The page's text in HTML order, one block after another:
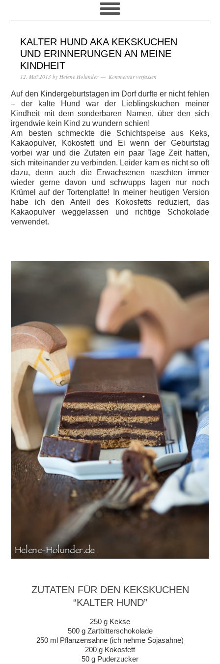
KALTER HUND AKA KEKSKUCHEN
UND ERINNERUNGEN AN MEINE
KINDHEIT
12. Mai 2013 by Helene Holunder Kommentar verfassen
Auf den Kindergeburtstagen im Dorf durfte er nicht fehlen
– der kalte Hund war der Lieblingskuchen meiner
Kindheit mit dem sonderbaren Namen, über den sich
irgendwie kein Kind zu wundern schien!
Am besten schmeckte die Schichtspeise aus Keks,
Kakaopulver, Kokosfett und Ei wenn der Geburtstag
vorbei war und die Zutaten ein paar Tage Zeit hatten,
sich miteinander zu verbinden. Leider kam es nicht so oft
dazu, denn auch die Erwachsenen naschten immer
wieder gerne davon und schwupps lagen nur noch
Krümel auf der Tortenplatte! In meiner heutigen Version
habe ich den Anteil des Kokosfetts reduziert, das
Kakaopulver weggelassen und richtige Schokolade
verwendet.
ZUTATEN FÜR DEN KEKSKUCHEN
“KALTER HUND”
250 g Kekse
500 g Zartbitterschokolade
250 ml Pflanzensahne (ich nehme Sojasahne)
200 g Kokosfett
50 g Puderzucker